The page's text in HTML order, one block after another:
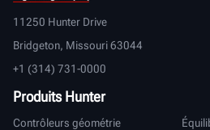
11250 Hunter Drive
Bridgeton, Missouri 63044
+1 (314) 731-0000
Produits Hunter
Contrôleurs géométrie